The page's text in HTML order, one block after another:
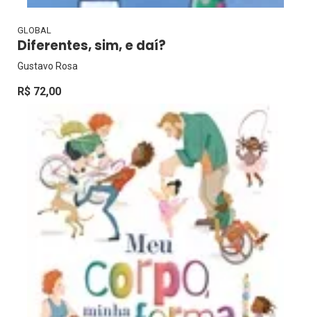
GLOBAL
Diferentes, sim, e daí?
Gustavo Rosa
R$ 72,00